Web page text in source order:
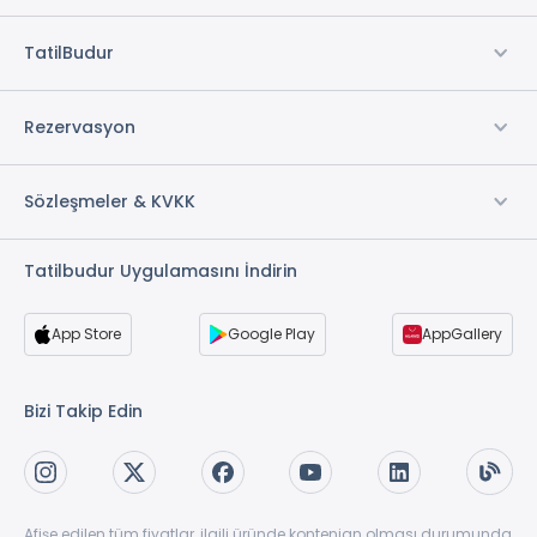
Elektrikli Araç Şarj İstasyonu *
Concierge Hizmeti
* ile işaretli özellikler ücretlidir.
TatilBudur
Rezervasyon
Sözleşmeler & KVKK
Tatilbudur Uygulamasını İndirin
App Store Google Play AppGallery
Bizi Takip Edin